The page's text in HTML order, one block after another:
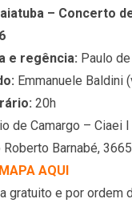
– Concerto
e regência: Paulo
Emmanuele Baldini
20h
de Camargo – Ciaei
Roberto Barnabé,
MAPA AQUI
gratuito e por ordem